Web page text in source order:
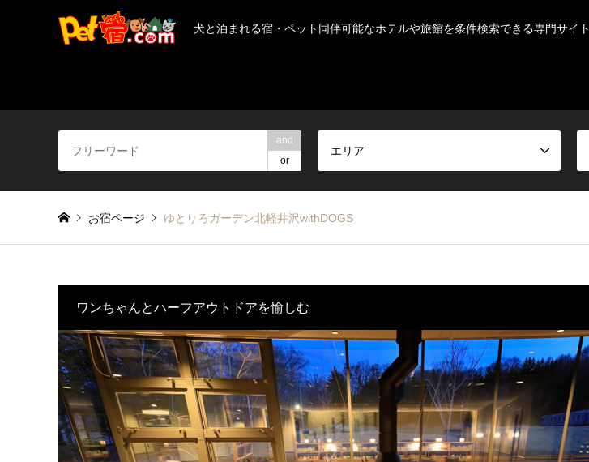
犬と泊まれる宿・ペット同伴可能なホテルや旅館を条件検索できる専門サイト
and
or
エリア
お宿ページ ゆとりろガーデン北軽井沢withDOGS
ワンちゃんとハーフアウトドアを愉しむ